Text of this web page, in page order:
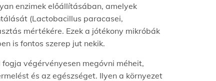
enzimek előállításában, amelyek
(Lactobacillus paracasei,
mértékére. Ezek a jótékony mikróbák
is fontos szerep jut nekik.
végérvényesen megóvni méheit,
és az egészséget. Ilyen a környezet